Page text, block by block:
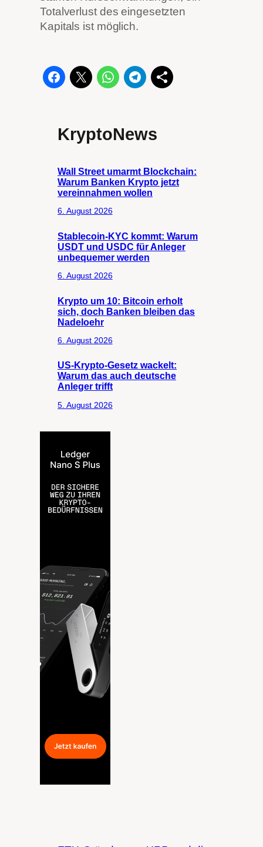
Totalverlust des eingesetzten
Kapitals ist möglich.
KryptoNews
Wall Street umarmt Blockchain:
Warum Banken Krypto jetzt
vereinnahmen wollen
6. August 2026
Stablecoin-KYC kommt: Warum
USDT und USDC für Anleger
unbequemer werden
6. August 2026
Krypto um 10: Bitcoin erholt
sich, doch Banken bleiben das
Nadeloehr
6. August 2026
US-Krypto-Gesetz wackelt:
Warum das auch deutsche
Anleger trifft
5. August 2026